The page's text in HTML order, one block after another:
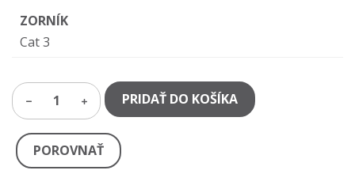
ZORNÍK
Cat 3
1 PRIDAŤ DO KOŠÍKA
POROVNAŤ